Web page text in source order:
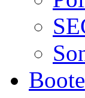
Boote